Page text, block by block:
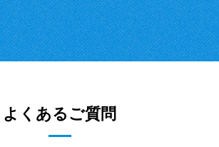
よくあるご質問